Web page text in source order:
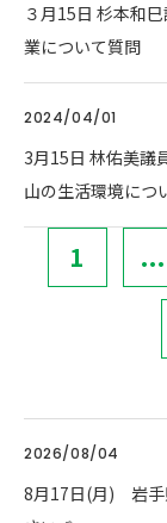
３月15日 杉本和
業について質問
2024/04/01
3月15日 林佑美議
山の生活環境につ
1 ...
2026/08/04
8月17日(月) 岩手